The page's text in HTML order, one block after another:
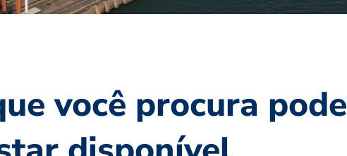
você procura pode